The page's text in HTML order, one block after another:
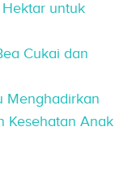
Hektar untuk
Cukai dan
Menghadirkan
Kesehatan Anak